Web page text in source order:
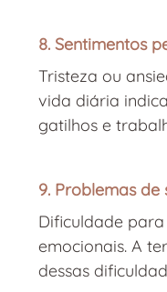
8. Sentimentos
Tristeza ou
vida diária
gatilhos e
9. Problemas de
Dificuldade
emocionais. A
dessas